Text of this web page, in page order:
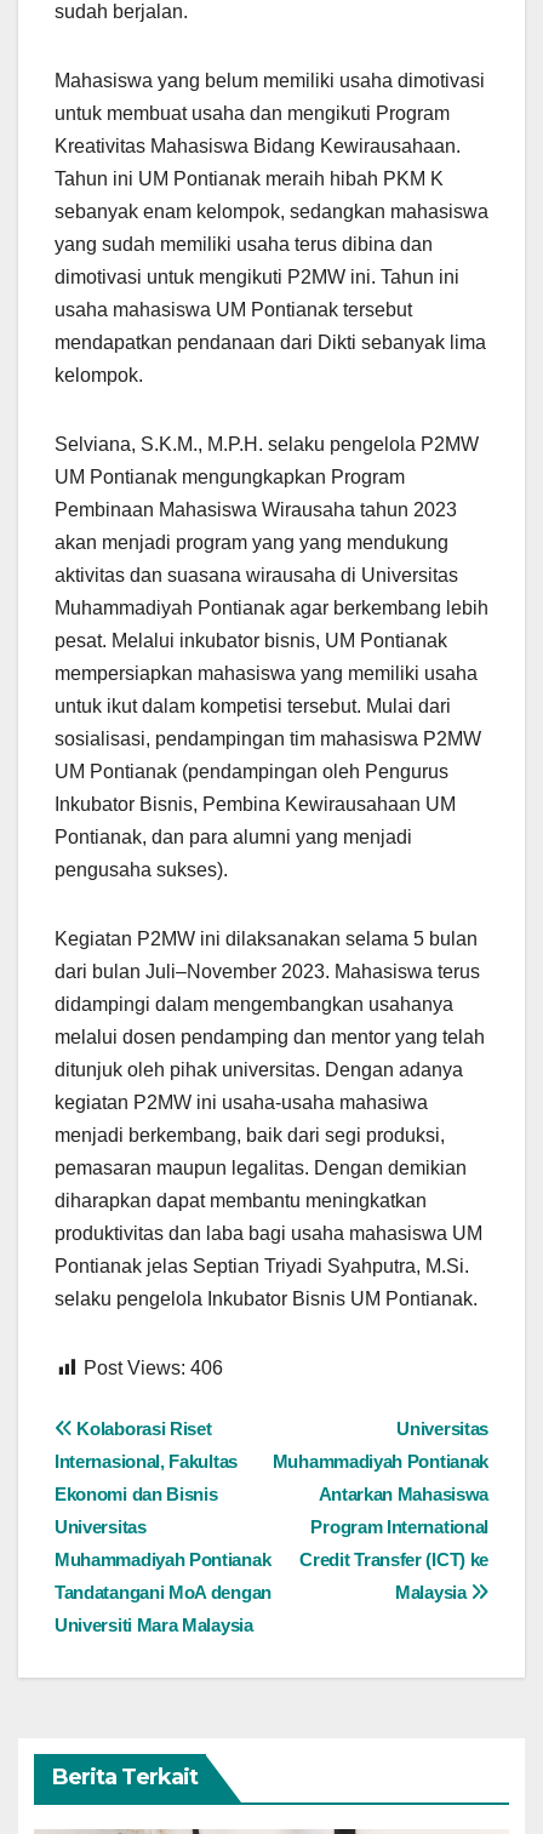
sudah berjalan.
Mahasiswa yang belum memiliki usaha dimotivasi
untuk membuat usaha dan mengikuti Program
Kreativitas Mahasiswa Bidang Kewirausahaan.
Tahun ini UM Pontianak meraih hibah PKM K
sebanyak enam kelompok, sedangkan mahasiswa
yang sudah memiliki usaha terus dibina dan
dimotivasi untuk mengikuti P2MW ini. Tahun ini
usaha mahasiswa UM Pontianak tersebut
mendapatkan pendanaan dari Dikti sebanyak lima
kelompok.
Selviana, S.K.M., M.P.H. selaku pengelola P2MW
UM Pontianak mengungkapkan Program
Pembinaan Mahasiswa Wirausaha tahun 2023
akan menjadi program yang yang mendukung
aktivitas dan suasana wirausaha di Universitas
Muhammadiyah Pontianak agar berkembang lebih
pesat. Melalui inkubator bisnis, UM Pontianak
mempersiapkan mahasiswa yang memiliki usaha
untuk ikut dalam kompetisi tersebut. Mulai dari
sosialisasi, pendampingan tim mahasiswa P2MW
UM Pontianak (pendampingan oleh Pengurus
Inkubator Bisnis, Pembina Kewirausahaan UM
Pontianak, dan para alumni yang menjadi
pengusaha sukses).
Kegiatan P2MW ini dilaksanakan selama 5 bulan
dari bulan Juli–November 2023. Mahasiswa terus
didampingi dalam mengembangkan usahanya
melalui dosen pendamping dan mentor yang telah
ditunjuk oleh pihak universitas. Dengan adanya
kegiatan P2MW ini usaha-usaha mahasiwa
menjadi berkembang, baik dari segi produksi,
pemasaran maupun legalitas. Dengan demikian
diharapkan dapat membantu meningkatkan
produktivitas dan laba bagi usaha mahasiswa UM
Pontianak jelas Septian Triyadi Syahputra, M.Si.
selaku pengelola Inkubator Bisnis UM Pontianak.
Post Views: 406
Navigasi
pos
Universitas
Muhammadiyah Pontianak
Antarkan Mahasiswa
Program International
Credit Transfer (ICT) ke
Malaysia
Kolaborasi Riset
Internasional, Fakultas
Ekonomi dan Bisnis
Universitas
Muhammadiyah Pontianak
Tandatangani MoA dengan
Universiti Mara Malaysia
Berita Terkait